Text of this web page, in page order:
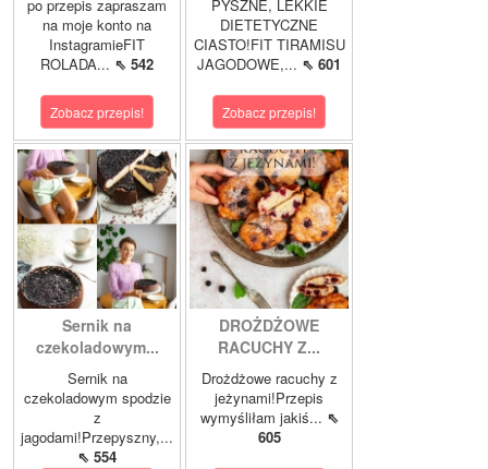
po przepis zapraszam
na moje konto na
InstagramieFIT
ROLADA... ⇖ 542
Zobacz przepis!
PYSZNE, LEKKIE
DIETETYCZNE
CIASTO!FIT TIRAMISU
JAGODOWE,... ⇖ 601
Zobacz przepis!
Sernik na
czekoladowym...
Sernik na
czekoladowym spodzie
z
jagodami!Przepyszny,...
⇖ 554
DROŻDŻOWE
RACUCHY Z...
Drożdżowe racuchy z
jeżynami!Przepis
wymyśliłam jakiś... ⇖
605